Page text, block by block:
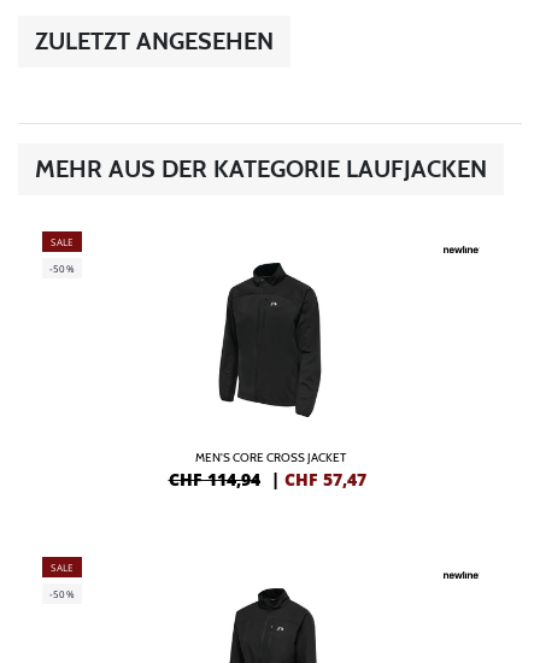
ZULETZT ANGESEHEN
MEHR AUS DER KATEGORIE LAUFJACKEN
SALE
-50%
MEN'S CORE CROSS JACKET
CHF 114,94 | CHF 57,47
SALE
-50%